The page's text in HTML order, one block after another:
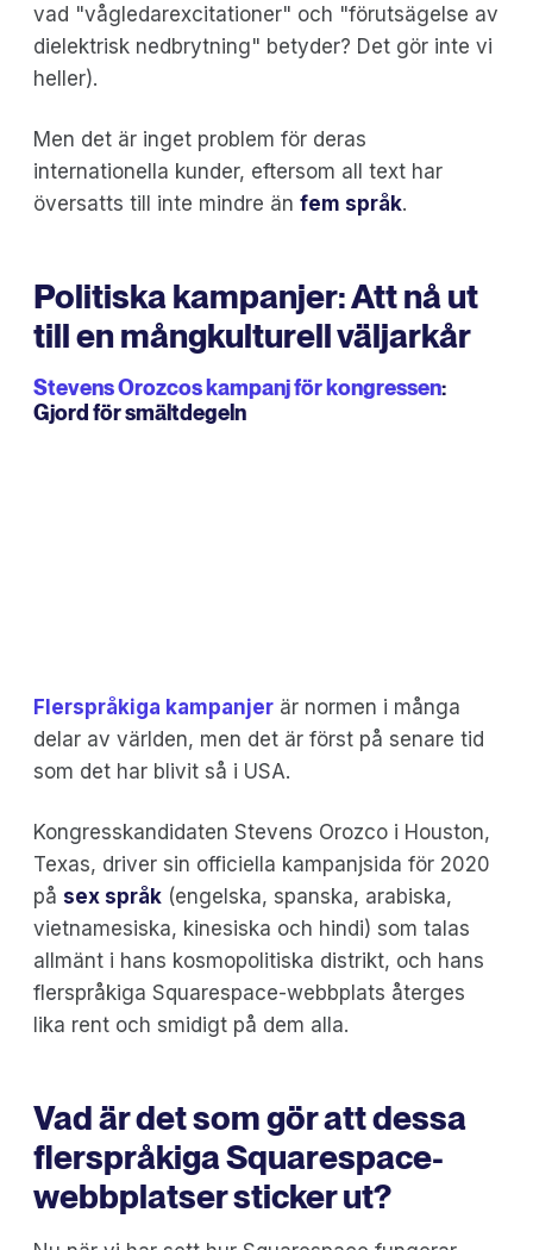
vad "vågledarexcitationer" och "förutsägelse av
dielektrisk nedbrytning" betyder? Det gör inte vi
heller).
Men det är inget problem för deras
internationella kunder, eftersom all text har
översatts till inte mindre än fem språk.
Politiska kampanjer: Att nå ut
till en mångkulturell väljarkår
Stevens Orozcos kampanj för kongressen:
Gjord för smältdegeln
Flerspråkiga kampanjer är normen i många
delar av världen, men det är först på senare tid
som det har blivit så i USA.
Kongresskandidaten Stevens Orozco i Houston,
Texas, driver sin officiella kampanjsida för 2020
på sex språk (engelska, spanska, arabiska,
vietnamesiska, kinesiska och hindi) som talas
allmänt i hans kosmopolitiska distrikt, och hans
flerspråkiga Squarespace-webbplats återges
lika rent och smidigt på dem alla.
Vad är det som gör att dessa
flerspråkiga Squarespace-
webbplatser sticker ut?